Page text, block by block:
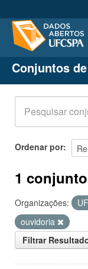
Conjuntos de
Organizações
Grupos
Sobre
Conjuntos
Ordenar por
1
Organizações:
ouvidoria
Filtrar